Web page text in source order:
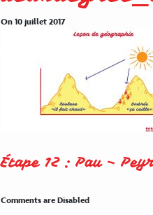
On 10 juillet 2017
Étape 12 : Pau –
Comments are Disabled